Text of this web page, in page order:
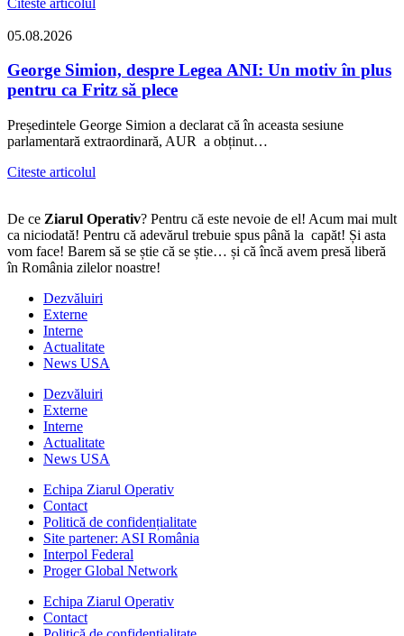
05.08.2026
George Simion, despre Legea ANI: Un motiv în plus
pentru ca Fritz să plece
Președintele George Simion a declarat că în aceasta sesiune
parlamentară extraordinară, AUR a obținut…
Citeste articolul
De ce Ziarul Operativ? Pentru că este nevoie de el! Acum mai mult
ca niciodată! Pentru că adevărul trebuie spus până la capăt! Și asta
vom face! Barem să se știe că se știe… și că încă avem presă liberă
în România zilelor noastre!
Dezvăluiri
Externe
Interne
Actualitate
News USA
Dezvăluiri
Externe
Interne
Actualitate
News USA
Echipa Ziarul Operativ
Contact
Politică de confidențialitate
Site partener: ASI România
Interpol Federal
Proger Global Network
Echipa Ziarul Operativ
Contact